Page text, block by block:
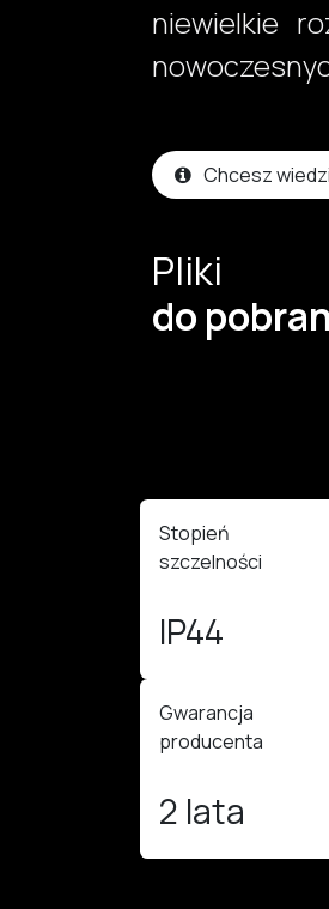
niewielkie
Chcesz
Pliki
do
Stopień
szczelności
IP44
Gwarancja
producenta
2 lata